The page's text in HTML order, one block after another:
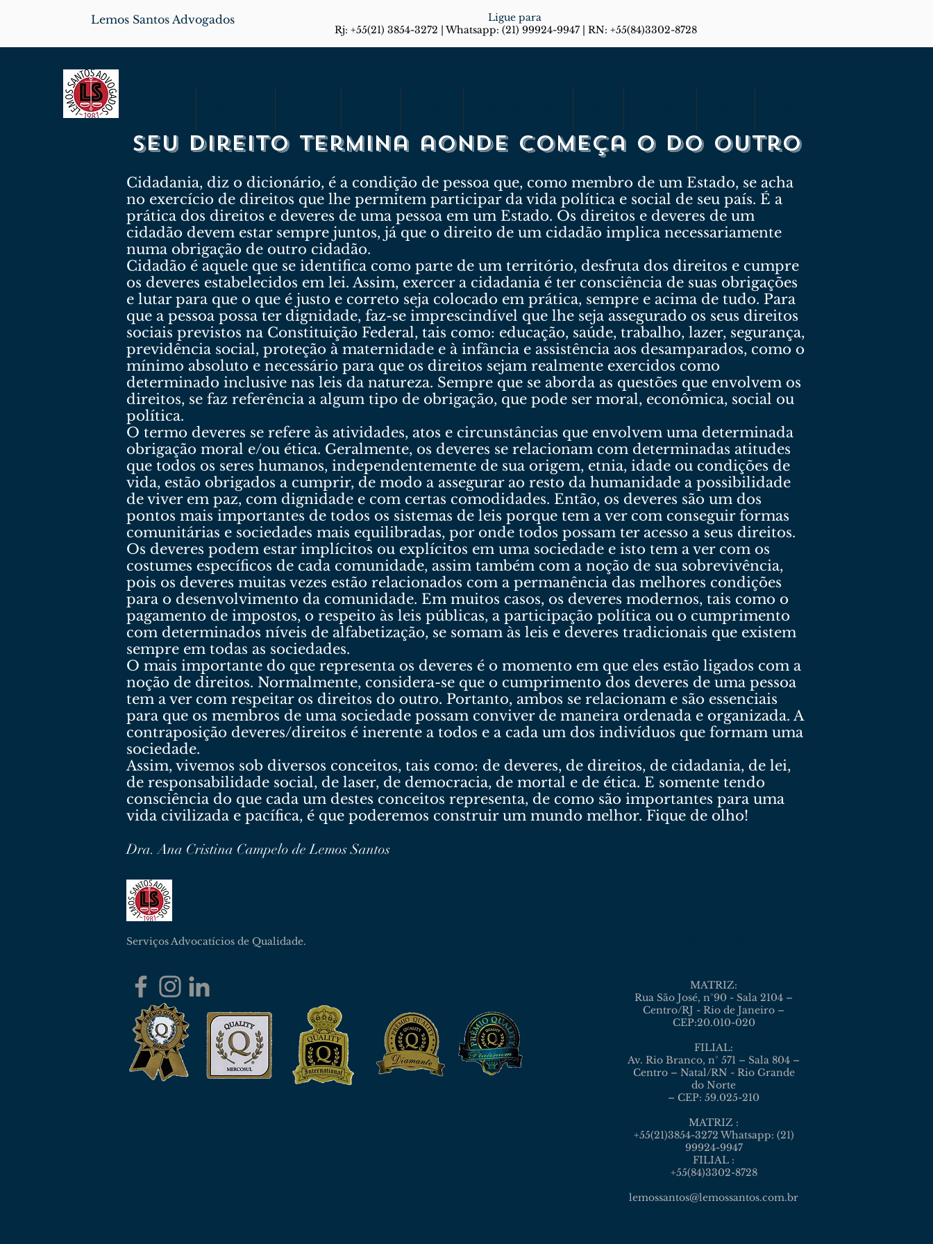
Ligue para
Rj: +55(21) 3854-3272 | Whatsapp: (21) 99924-9947 | RN: +55(84)3302-8728
Lemos Santos Advogados
Seu direito termina aonde começa o do outro
Cidadania, diz o dicionário, é a condição de pessoa que, como membro de um Estado, se acha
no exercício de direitos que lhe permitem participar da vida política e social de seu país. É a
prática dos direitos e deveres de uma pessoa em um Estado. Os direitos e deveres de um
cidadão devem estar sempre juntos, já que o direito de um cidadão implica necessariamente
numa obrigação de outro cidadão.
Cidadão é aquele que se identifica como parte de um território, desfruta dos direitos e cumpre
os deveres estabelecidos em lei. Assim, exercer a cidadania é ter consciência de suas obrigações
e lutar para que o que é justo e correto seja colocado em prática, sempre e acima de tudo. Para
que a pessoa possa ter dignidade, faz-se imprescindível que lhe seja assegurado os seus direitos
sociais previstos na Constituição Federal, tais como: educação, saúde, trabalho, lazer, segurança,
previdência social, proteção à maternidade e à infância e assistência aos desamparados, como o
mínimo absoluto e necessário para que os direitos sejam realmente exercidos como
determinado inclusive nas leis da natureza. Sempre que se aborda as questões que envolvem os
direitos, se faz referência a algum tipo de obrigação, que pode ser moral, econômica, social ou
política.
O termo deveres se refere às atividades, atos e circunstâncias que envolvem uma determinada
obrigação moral e/ou ética. Geralmente, os deveres se relacionam com determinadas atitudes
que todos os seres humanos, independentemente de sua origem, etnia, idade ou condições de
vida, estão obrigados a cumprir, de modo a assegurar ao resto da humanidade a possibilidade
de viver em paz, com dignidade e com certas comodidades. Então, os deveres são um dos
pontos mais importantes de todos os sistemas de leis porque tem a ver com conseguir formas
comunitárias e sociedades mais equilibradas, por onde todos possam ter acesso a seus direitos.
Os deveres podem estar implícitos ou explícitos em uma sociedade e isto tem a ver com os
costumes específicos de cada comunidade, assim também com a noção de sua sobrevivência,
pois os deveres muitas vezes estão relacionados com a permanência das melhores condições
para o desenvolvimento da comunidade. Em muitos casos, os deveres modernos, tais como o
pagamento de impostos, o respeito às leis públicas, a participação política ou o cumprimento
com determinados níveis de alfabetização, se somam às leis e deveres tradicionais que existem
sempre em todas as sociedades.
O mais importante do que representa os deveres é o momento em que eles estão ligados com a
noção de direitos. Normalmente, considera-se que o cumprimento dos deveres de uma pessoa
tem a ver com respeitar os direitos do outro. Portanto, ambos se relacionam e são essenciais
para que os membros de uma sociedade possam conviver de maneira ordenada e organizada. A
contraposição deveres/direitos é inerente a todos e a cada um dos indivíduos que formam uma
sociedade.
Assim, vivemos sob diversos conceitos, tais como: de deveres, de direitos, de cidadania, de lei,
de responsabilidade social, de laser, de democracia, de mortal e de ética. E somente tendo
consciência do que cada um destes conceitos representa, de como são importantes para uma
vida civilizada e pacífica, é que poderemos construir um mundo melhor. Fique de olho!
Dra. Ana Cristina Campelo de Lemos Santos
Serviços Advocatícios de Qualidade.
MATRIZ:
Rua São José, n°90 - Sala 2104 –
Centro/RJ - Rio de Janeiro –
CEP:20.010-020
FILIAL:
Av. Rio Branco, n° 571 – Sala 804 –
Centro – Natal/RN - Rio Grande
do Norte
– CEP: 59.025-210
MATRIZ :
+55(21)3854-3272 Whatsapp: (21)
99924-9947
FILIAL :
+55(84)3302-8728
lemossantos@lemossantos.com.br